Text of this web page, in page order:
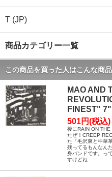
T (JP)
商品カテゴリー一覧
この商品を買った人はこんな商
MAO AND
FINEST" 7"
501円(税込)
後にRAIN ON THE
たぜ！CREEP
た「毛沢東と中華
残ってるもんなん
身バンドです。っ
すけどね